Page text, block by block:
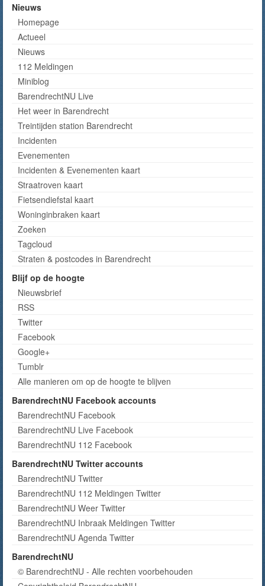
Nieuws
Homepage
Actueel
Nieuws
112 Meldingen
Miniblog
BarendrechtNU Live
Het weer in Barendrecht
Treintijden station Barendrecht
Incidenten
Evenementen
Incidenten & Evenementen kaart
Straatroven kaart
Fietsendiefstal kaart
Woninginbraken kaart
Zoeken
Tagcloud
Straten & postcodes in Barendrecht
Blijf op de hoogte
Nieuwsbrief
RSS
Twitter
Facebook
Google+
Tumblr
Alle manieren om op de hoogte te blijven
BarendrechtNU Facebook accounts
BarendrechtNU Facebook
BarendrechtNU Live Facebook
BarendrechtNU 112 Facebook
BarendrechtNU Twitter accounts
BarendrechtNU Twitter
BarendrechtNU 112 Meldingen Twitter
BarendrechtNU Weer Twitter
BarendrechtNU Inbraak Meldingen Twitter
BarendrechtNU Agenda Twitter
BarendrechtNU
© BarendrechtNU - Alle rechten voorbehouden